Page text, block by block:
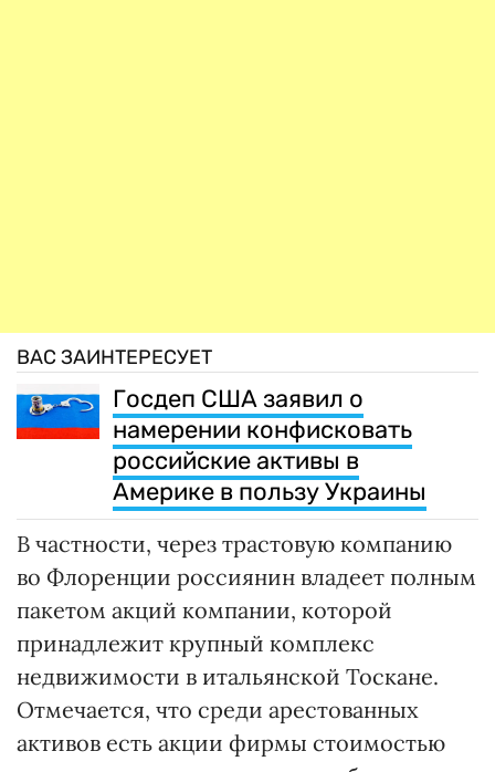
ВАС ЗАИНТЕРЕСУЕТ
Госдеп США заявил о
намерении конфисковать
российские активы в
Америке в пользу Украины
В частности, через трастовую компанию
во Флоренции россиянин владеет полным
пакетом акций компании, которой
принадлежит крупный комплекс
недвижимости в итальянской Тоскане.
Отмечается, что среди арестованных
активов есть акции фирмы стоимостью